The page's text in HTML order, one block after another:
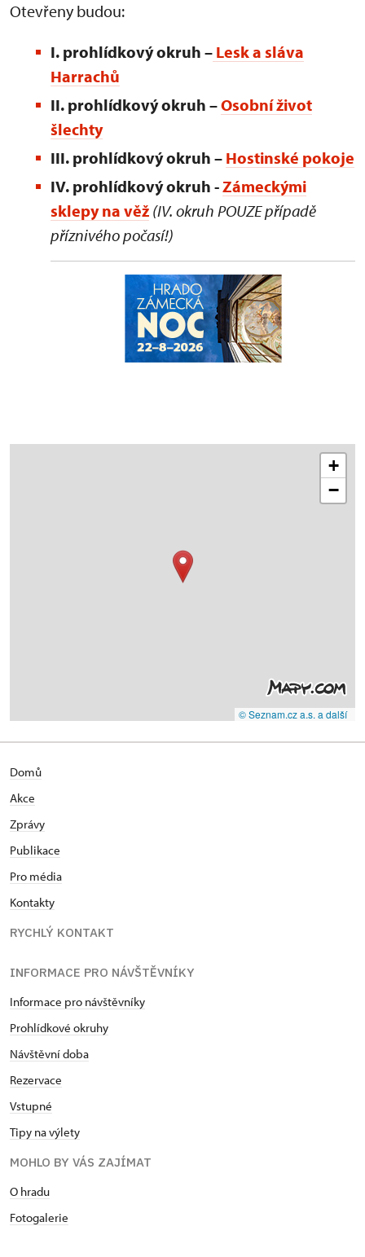
Otevřeny budou:
I. prohlídkový okruh – Lesk a sláva
Harrachů
II. prohlídkový okruh –Osobní život
šlechty
III. prohlídkový okruh – Hostinské pokoje
IV. prohlídkový okruh -Zámeckými
sklepy na věž (IV. okruh POUZE případě
příznivého počasí!)
+
−
© Seznam.cz a.s. a další
Domů
Akce
Zprávy
Publikace
Pro média
Kontakty
RYCHLÝ KONTAKT
INFORMACE PRO NÁVŠTĚVNÍKY
Informace pro návštěvníky
Prohlídkové okruhy
Návštěvní doba
Rezervace
Vstupné
Tipy na výlety
MOHLO BY VÁS ZAJÍMAT
O hradu
Fotogalerie